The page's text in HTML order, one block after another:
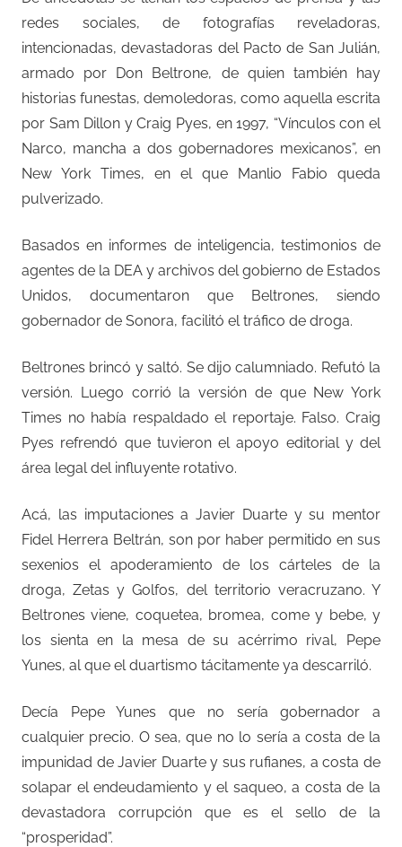
redes sociales, de fotografías reveladoras,
intencionadas, devastadoras del Pacto de San Julián,
armado por Don Beltrone, de quien también hay
historias funestas, demoledoras, como aquella escrita
por Sam Dillon y Craig Pyes, en 1997, “Vínculos con el
Narco, mancha a dos gobernadores mexicanos”, en
New York Times, en el que Manlio Fabio queda
pulverizado.
Basados en informes de inteligencia, testimonios de
agentes de la DEA y archivos del gobierno de Estados
Unidos, documentaron que Beltrones, siendo
gobernador de Sonora, facilitó el tráfico de droga.
Beltrones brincó y saltó. Se dijo calumniado. Refutó la
versión. Luego corrió la versión de que New York
Times no había respaldado el reportaje. Falso. Craig
Pyes refrendó que tuvieron el apoyo editorial y del
área legal del influyente rotativo.
Acá, las imputaciones a Javier Duarte y su mentor
Fidel Herrera Beltrán, son por haber permitido en sus
sexenios el apoderamiento de los cárteles de la
droga, Zetas y Golfos, del territorio veracruzano. Y
Beltrones viene, coquetea, bromea, come y bebe, y
los sienta en la mesa de su acérrimo rival, Pepe
Yunes, al que el duartismo tácitamente ya descarriló.
Decía Pepe Yunes que no sería gobernador a
cualquier precio. O sea, que no lo sería a costa de la
impunidad de Javier Duarte y sus rufianes, a costa de
solapar el endeudamiento y el saqueo, a costa de la
devastadora corrupción que es el sello de la
“prosperidad”.